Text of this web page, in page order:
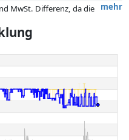
mehr
MwSt. Differenz, da die
keinerlei Einfluss. Nur bei
die Ordnung